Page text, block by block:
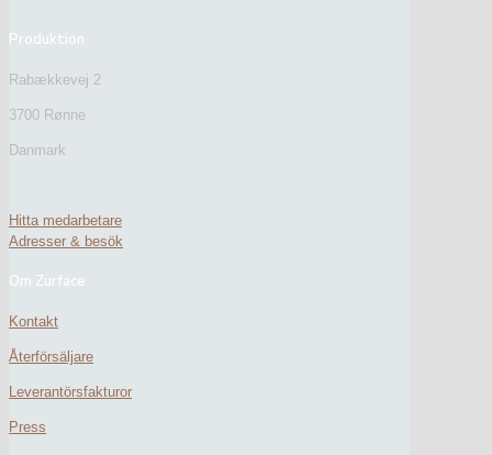
Produktion
Rabækkevej 2
3700 Rønne
Danmark
Hitta medarbetare
Adresser & besök
Om Zurface
Kontakt
Återförsäljare
Leverantörsfakturor
Press